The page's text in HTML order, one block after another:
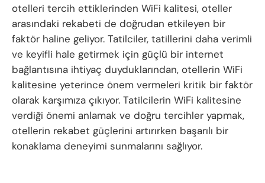
otelleri tercih ettiklerinden WiFi kalitesi, oteller
arasındaki rekabeti de doğrudan etkileyen bir
faktör haline geliyor. Tatilciler, tatillerini daha verimli
ve keyifli hale getirmek için güçlü bir internet
bağlantısına ihtiyaç duyduklarından, otellerin WiFi
kalitesine yeterince önem vermeleri kritik bir faktör
olarak karşımıza çıkıyor. Tatilcilerin WiFi kalitesine
verdiği önemi anlamak ve doğru tercihler yapmak,
otellerin rekabet güçlerini artırırken başarılı bir
konaklama deneyimi sunmalarını sağlıyor.